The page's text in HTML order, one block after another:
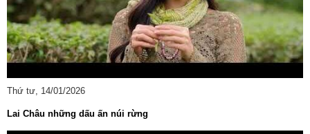
Thứ tư, 14/01/2026
Lai Châu những dấu ấn núi rừng